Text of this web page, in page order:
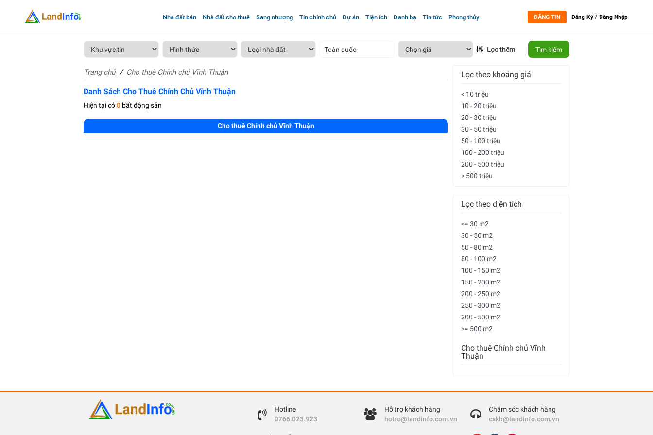
Nhà đất bán Nhà đất cho thuê Sang nhượng Tin chính chủ Dự án Tiện ích Danh bạ Tin tức Phong thủy ĐĂNG TIN Đăng Ký /Đăng Nhập
Toàn quốc Lọc thêm Tìm kiếm
Trang chủ Cho thuê Chính chủ Vĩnh Thuận
Danh Sách Cho Thuê Chính Chủ Vĩnh Thuận
Hiện tại có0 bất động sản
Cho thuê Chính chủ Vĩnh Thuận
Lọc theo khoảng giá
< 10 triệu
10 - 20 triệu
20 - 30 triệu
30 - 50 triệu
50 - 100 triệu
100 - 200 triệu
200 - 500 triệu
> 500 triệu
Lọc theo diện tích
<= 30 m2
30 - 50 m2
50 - 80 m2
80 - 100 m2
100 - 150 m2
150 - 200 m2
200 - 250 m2
250 - 300 m2
300 - 500 m2
>= 500 m2
Cho thuê Chính chủ Vĩnh
Thuận
Hotline
0766.023.923
Hỗ trợ khách hàng
hotro@landinfo.com.vn
Chăm sóc khách hàng
cskh@landinfo.com.vn